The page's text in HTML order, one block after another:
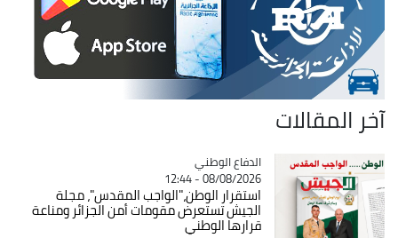
آخر المقالات
Catégorie
الدفاع الوطني
08/08/2026 - 12:44
استقرار الوطن،"الواجب المقدس"، مجلة
الجيش تستعرض مقومات أمن الجزائر ومناعة
قرارها الوطني